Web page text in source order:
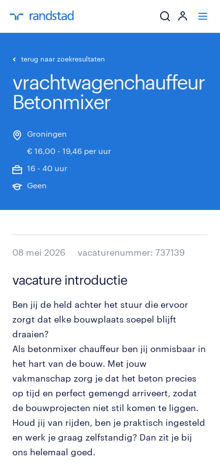
werkgevers
terug naar zoekresultaten
vrachtwagenchauffeur
Betonmixer
Groningen
€ 16,00 - 19,46 per uur
16 - 40 uur
Geen
08 mei 2026 vacaturenummer: 737139
vacature introductie
Ben jij de held achter het stuur die ervoor
zorgt dat elke bouwplaats soepel blijft
draaien?
Als betonmixer chauffeur ben jij onmisbaar in
het hart van de bouw. Met jouw
vakmanschap zorg je dat het beton precies
op tijd en perfect gemengd arriveert, zodat
de bouwprojecten niet stil komen te liggen.
Houd jij van rijden, ben je praktisch ingesteld
en werk je graag zelfstandig? Dan zit je bij
ons helemaal goed.